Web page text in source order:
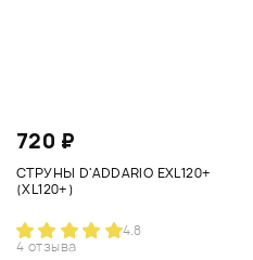
720 ₽
СТРУНЫ D'ADDARIO EXL120+
(XL120+)
4.8
4 отзыва